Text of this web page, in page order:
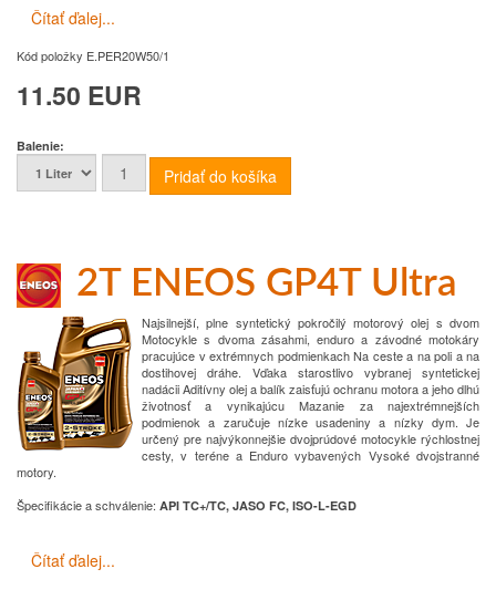
Čítať ďalej...
Kód položky E.PER20W50/1
11.50 EUR
Balenie:
2T ENEOS GP4T Ultra
Najsilnejší, plne syntetický pokročilý motorový olej s dvom
Motocykle s dvoma zásahmi, enduro a závodné motokáry
pracujúce v extrémnych podmienkach Na ceste a na poli a na
dostihovej dráhe.
Vďaka starostlivo vybranej syntetickej
nadáciiAditívny olej a balík zaisťujú ochranu motora a jeho dlhú
životnosť a vynikajúcu
Mazanie za najextrémnejších
podmienok a zaručuje nízke usadeniny a nízky dym. Je
určený pre najvýkonnejšie dvojprúdové motocykle rýchlostnej
cesty, v teréne a Enduro vybavených Vysoké dvojstranné
motory.
Špecifikácie a schválenie: API TC+/TC, JASO FC, ISO-L-EGD
Čítať ďalej...